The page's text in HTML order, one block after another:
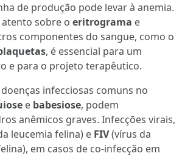
de produção pode levar à anemia.
sobre o eritrograma e
componentes do sangue, como o
, é essencial para um
e para o projeto terapêutico.
infecciosas comuns no
e babesiose, podem
anêmicos graves. Infecções virais,
leucemia felina) e FIV(vírus da
em casos de co-infecção em